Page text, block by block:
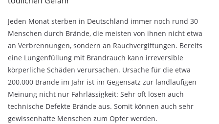
Jeden Monat sterben in Deutschland immer noch rund 30
Menschen durch Brände, die meisten von ihnen nicht etwa
an Verbrennungen, sondern an Rauchvergiftungen. Bereits
eine Lungenfüllung mit Brandrauch kann irreversible
körperliche Schäden verursachen. Ursache für die etwa
200.000 Brände im Jahr ist im Gegensatz zur landläufigen
Meinung nicht nur Fahrlässigkeit: Sehr oft lösen auch
technische Defekte Brände aus. Somit können auch sehr
gewissenhafte Menschen zum Opfer werden.